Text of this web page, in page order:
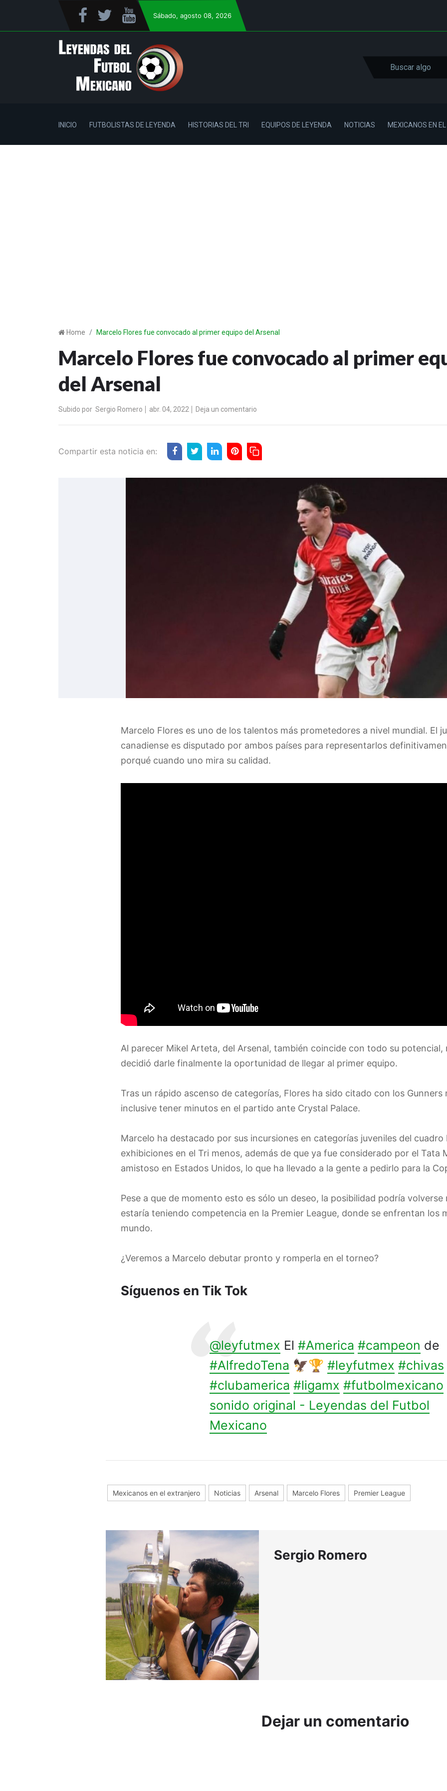
Sábado, agosto 08, 2026
INICIO FUTBOLISTAS DE LEYENDA HISTORIAS DEL TRI EQUIPOS DE LEYENDA NOTICIAS MEXICANOS EN
Home Marcelo Flores fue convocado al primer equipo del Arsenal
Marcelo Flores fue convocado al primer
del Arsenal
Subido por Sergio Romero abr. 04, 2022 Deja un comentario
Compartir esta noticia en:
Marcelo Flores es uno de los talentos más prometedores a nivel mundial. El
canadiense es disputado por ambos países para representarlos
porqué cuando uno mira su calidad.
Al parecer Mikel Arteta, del Arsenal, también coincide con todo su potencial,
decidió darle finalmente la oportunidad de llegar al primer equipo.
Tras un rápido ascenso de categorías, Flores ha sido citado con los Gunners
inclusive tener minutos en el partido ante Crystal Palace.
Marcelo ha destacado por sus incursiones en categorías juveniles del
exhibiciones en el Tri menos, además de que ya fue considerado por el Tata
amistoso en Estados Unidos, lo que ha llevado a la gente a pedirlo para la
Pese a que de momento esto es sólo un deseo, la posibilidad podría volverse
estaría teniendo competencia en la Premier League, donde se enfrentan los
mundo.
¿Veremos a Marcelo debutar pronto y romperla en el torneo?
Síguenos en Tik Tok
@leyfutmex El #America #campeon de
#AlfredoTena 🦅🏆 #leyfutmex #chivas
#clubamerica #ligamx #futbolmexicano
sonido original - Leyendas del Futbol
Mexicano
Mexicanos en el extranjero Noticias Arsenal Marcelo Flores Premier League
Sergio Romero
Dejar un comentario